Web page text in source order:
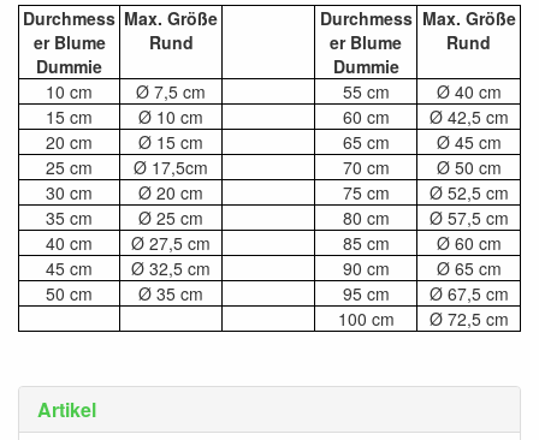
Artikel
Durchmess
er Blume
Dummie
Max. Größe
Rund
Durchmess
er Blume
Dummie
Max. Größe
Rund
10 cm Ø 7,5 cm 55 cm
Ø 40 cm
15 cm
Ø 10 cm 60 cm
Ø 42,5 cm
20 cm
Ø 15 cm 65 cm
Ø 45 cm
25 cm
Ø 17,5cm 70 cm
Ø 50 cm
30 cm
Ø 20 cm 75 cm
Ø 52,5 cm
35 cm
Ø 25 cm 80 cm
Ø 57,5 cm
40 cm
Ø 27,5 cm 85 cm
Ø 60 cm
45 cm
Ø 32,5 cm 90 cm
Ø 65 cm
50 cm
Ø 35 cm 95 cm
Ø 67,5 cm
100 cm
Ø 72,5 cm